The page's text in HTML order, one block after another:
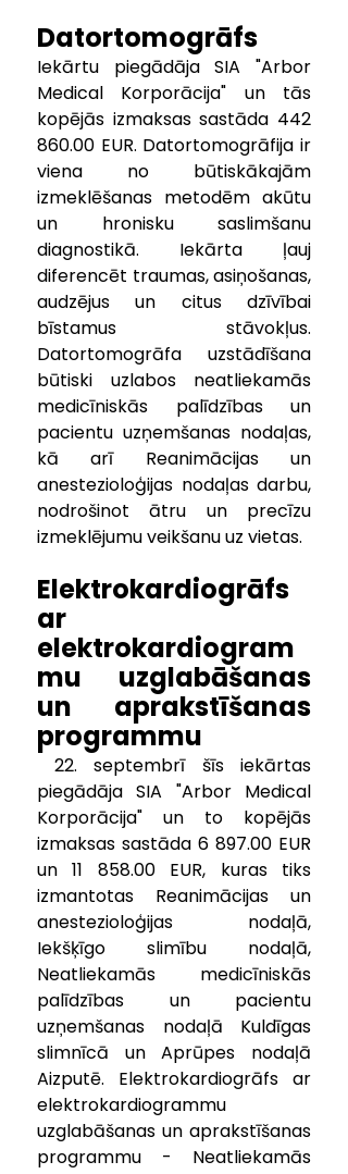
Datortomogrāfs
Iekārtu piegādāja SIA "Arbor
Medical Korporācija" un tās
kopējās izmaksas sastāda 442
860.00 EUR. Datortomogrāfija ir
viena no būtiskākajām
izmeklēšanas metodēm akūtu
un hronisku saslimšanu
diagnostikā. Iekārta ļauj
diferencēt traumas, asiņošanas,
audzējus un citus dzīvībai
bīstamus stāvokļus.
Datortomogrāfa uzstādīšana
būtiski uzlabos neatliekamās
medicīniskās palīdzības un
pacientu uzņemšanas nodaļas,
kā arī Reanimācijas un
anestezioloģijas nodaļas darbu,
nodrošinot ātru un precīzu
izmeklējumu veikšanu uz vietas.
Elektrokardiogrāfs
ar
elektrokardiogram
mu uzglabāšanas
un aprakstīšanas
programmu
22. septembrī šīs iekārtas
piegādāja SIA "Arbor Medical
Korporācija" un to kopējās
izmaksas sastāda 6 897.00 EUR
un 11 858.00 EUR, kuras tiks
izmantotas Reanimācijas un
anestezioloģijas nodaļā,
Iekšķīgo slimību nodaļā,
Neatliekamās medicīniskās
palīdzības un pacientu
uzņemšanas nodaļā Kuldīgas
slimnīcā un Aprūpes nodaļā
Aizputē. Elektrokardiogrāfs ar
elektrokardiogrammu
uzglabāšanas un aprakstīšanas
programmu - Neatliekamās